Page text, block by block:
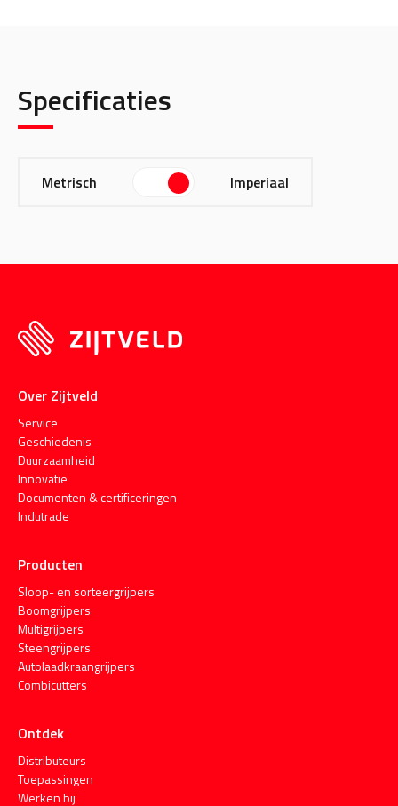
Specificaties
Metrisch Imperiaal
Over Zijtveld
Service
Geschiedenis
Duurzaamheid
Innovatie
Documenten & certificeringen
Indutrade
Producten
Sloop- en sorteergrijpers
Boomgrijpers
Multigrijpers
Steengrijpers
Autolaadkraangrijpers
Combicutters
Ontdek
Distributeurs
Toepassingen
Werken bij